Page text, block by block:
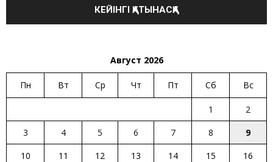
Август 2026
Пн Вт Ср Чт Пт Сб Вс
1
2
3
4 5 6 7 8
9
10
11 12 13 14 15
16